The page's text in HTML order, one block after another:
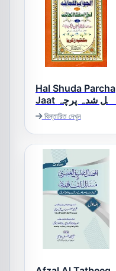
Hal Shuda Parcha
Jaat حل شدہ پرچہ
جات
বিস্তারিত দেখুন